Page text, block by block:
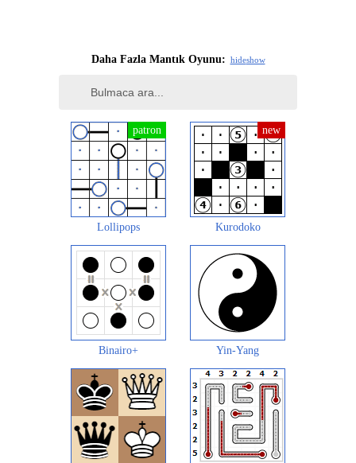
Daha Fazla Mantık Oyunu: hideshow
Lollipops Kurodoko
Binairo+ Yin-Yang